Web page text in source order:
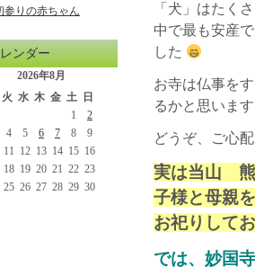
「犬」はたく
中で最も安産
した
お寺は仏事を
るかと思いま
どうぞ、ご心
実は当山 熊
子様と母親
お祀りして
では、妙国
参りの赤ちゃん
ンダー
2026年8月
火 水 木 金 土
日
1
2
4 5 6 7 8
9
11 12 13 14 15 16
18 19 20 21 22 23
25 26 27 28 29 30